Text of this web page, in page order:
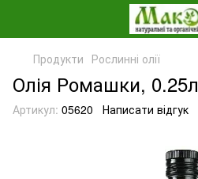
Продукти Рослинні олії
Олія Ромашки, 0.25л
Артикул: 05620 Написати відгук